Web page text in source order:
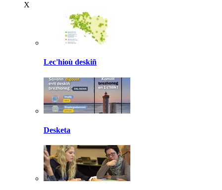
X
Lec'hioù deskiñ
Desketa